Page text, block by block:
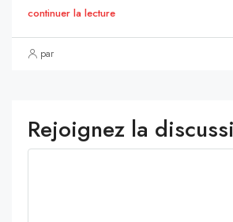
continuer la lecture
par
Rejoignez la